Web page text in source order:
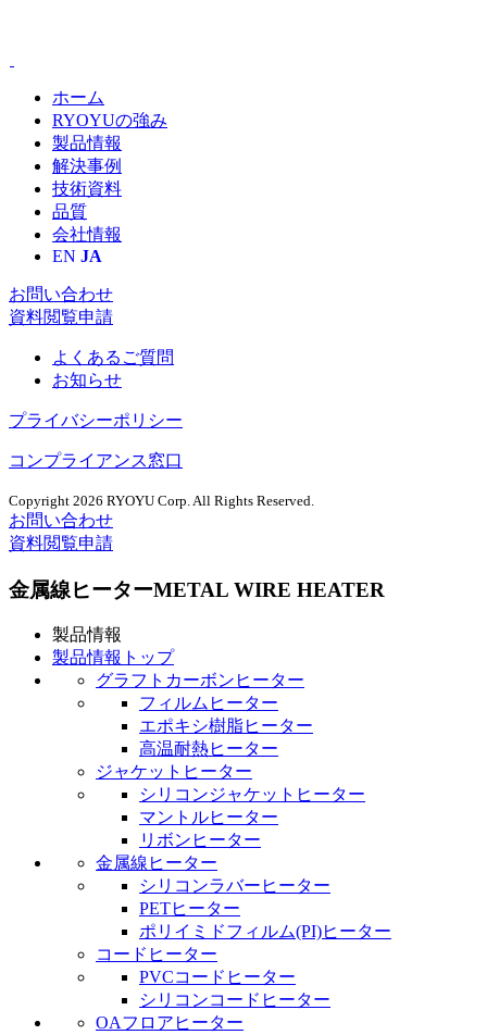
ホーム
RYOYUの強み
製品情報
解決事例
技術資料
品質
会社情報
EN JA
お問い合わせ
資料閲覧申請
よくあるご質問
お知らせ
プライバシーポリシー
コンプライアンス窓口
Copyright 2026 RYOYU Corp. All Rights Reserved.
お問い合わせ
資料閲覧申請
金属線ヒーターMETAL WIRE HEATER
製品情報
製品情報トップ
グラフトカーボンヒーター
フィルムヒーター
エポキシ樹脂ヒーター
高温耐熱ヒーター
ジャケットヒーター
シリコンジャケットヒーター
マントルヒーター
リボンヒーター
金属線ヒーター
シリコンラバーヒーター
PETヒーター
ポリイミドフィルム(PI)ヒーター
コードヒーター
PVCコードヒーター
シリコンコードヒーター
OAフロアヒーター